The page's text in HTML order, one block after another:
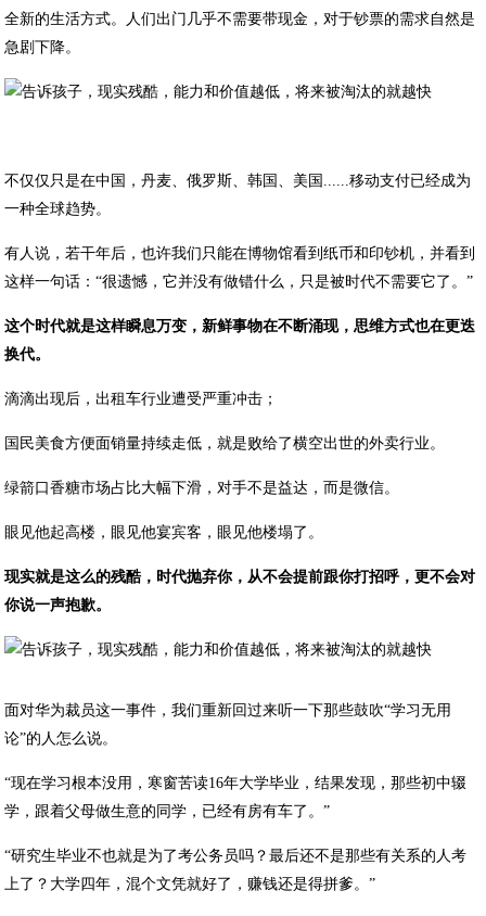
全新的生活方式。人们出门几乎不需要带现金，对于钞票的需求自然是
急剧下降。
不仅仅只是在中国，丹麦、俄罗斯、韩国、美国......移动支付已经成为
一种全球趋势。
有人说，若干年后，也许我们只能在博物馆看到纸币和印钞机，并看到
这样一句话：“很遗憾，它并没有做错什么，只是被时代不需要它了。”
这个时代就是这样瞬息万变，新鲜事物在不断涌现，思维方式也在更迭
换代。
滴滴出现后，出租车行业遭受严重冲击；
国民美食方便面销量持续走低，就是败给了横空出世的外卖行业。
绿箭口香糖市场占比大幅下滑，对手不是益达，而是微信。
眼见他起高楼，眼见他宴宾客，眼见他楼塌了。
现实就是这么的残酷，时代抛弃你，从不会提前跟你打招呼，更不会对
你说一声抱歉。
面对华为裁员这一事件，我们重新回过来听一下那些鼓吹“学习无用
论”的人怎么说。
“现在学习根本没用，寒窗苦读16年大学毕业，结果发现，那些初中辍
学，跟着父母做生意的同学，已经有房有车了。”
“研究生毕业不也就是为了考公务员吗？最后还不是那些有关系的人考
上了？大学四年，混个文凭就好了，赚钱还是得拼爹。”